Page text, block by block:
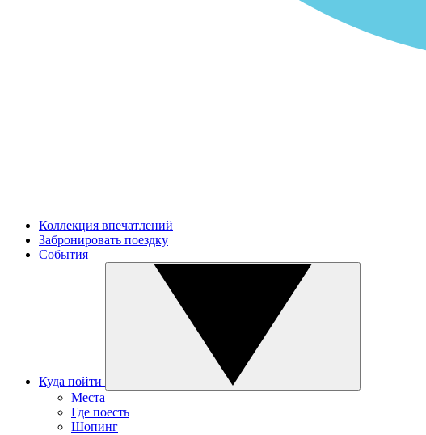
Коллекция впечатлений
Забронировать поездку
События
Куда пойти
Места
Где поесть
Шопинг